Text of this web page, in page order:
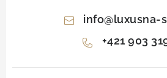
info@luxusna-
+421 903